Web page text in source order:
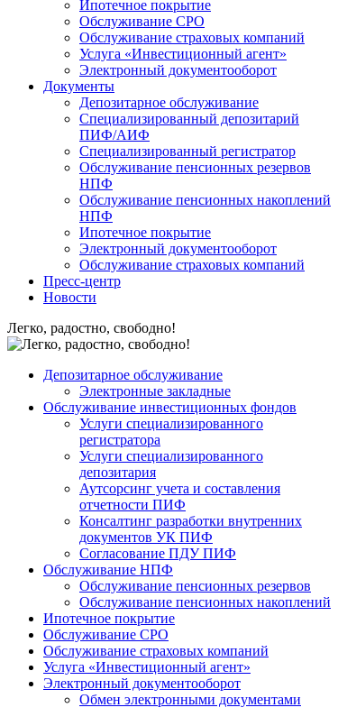
Ипотечное покрытие
Обслуживание СРО
Обслуживание страховых компаний
Услуга «Инвестиционный агент»
Электронный документооборот
Документы
Депозитарное обслуживание
Специализированный депозитарий
ПИФ/АИФ
Специализированный регистратор
Обслуживание пенсионных резервов
НПФ
Обслуживание пенсионных накоплений
НПФ
Ипотечное покрытие
Электронный документооборот
Обслуживание страховых компаний
Пресс-центр
Новости
Легко, радостно, свободно!
Депозитарное обслуживание
Электронные закладные
Обслуживание инвестиционных фондов
Услуги специализированного
регистратора
Услуги специализированного
депозитария
Аутсорсинг учета и составления
отчетности ПИФ
Консалтинг разработки внутренних
документов УК ПИФ
Согласование ПДУ ПИФ
Обслуживание НПФ
Обслуживание пенсионных резервов
Обслуживание пенсионных накоплений
Ипотечное покрытие
Обслуживание СРО
Обслуживание страховых компаний
Услуга «Инвестиционный агент»
Электронный документооборот
Обмен электронными документами